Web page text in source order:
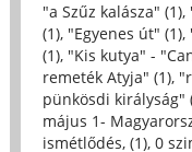
"a Szűz kalásza" (1),
(1), "Egyenes út" (1),
(1), "Kis kutya" -
remeték Atyja" (1),
pünkösdi királyság"
május 1-
ismétlődés, (1), 0